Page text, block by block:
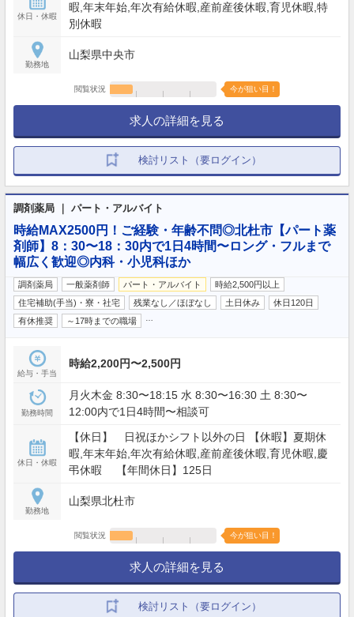
休日・休暇
暇,年末年始,年次有給休暇,産前産後休暇,育児休暇,特
別休暇
勤務地
山梨県中央市
閲覧状況 今が狙い目！
求人の詳細を見る
検討リスト（要ログイン）
調剤薬局 ｜ パート・アルバイト
時給MAX2500円！ご経験・年齢不問◎北杜市【パート薬
剤師】8：30〜18：30内で1日4時間〜ロング・フルまで
幅広く歓迎◎内科・小児科ほか
調剤薬局 一般薬剤師 パート・アルバイト
時給2,500円以上
住宅補助(手当)・寮・社宅
残業なし／ほぼなし 土日休み
休日120日
有休推奨
～17時までの職場
給与・手当
時給2,200円〜2,500円
勤務時間
月火木金 8:30〜18:15 水 8:30〜16:30 土 8:30〜
12:00内で1日4時間〜相談可
休日・休暇
【休日】 日祝ほかシフト以外の日 【休暇】夏期休
暇,年末年始,年次有給休暇,産前産後休暇,育児休暇,慶
弔休暇 【年間休日】125日
勤務地
山梨県北杜市
閲覧状況 今が狙い目！
求人の詳細を見る
検討リスト（要ログイン）